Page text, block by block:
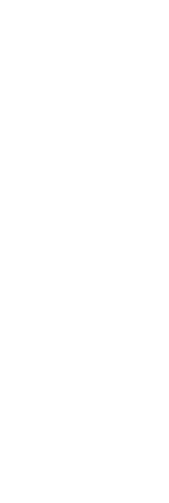
chuvas e
que
de lazer,
locais de
do
uso dos
preço do
em termos
pode variar
fatores.
ao
a seguir,
conforme
vidro, por